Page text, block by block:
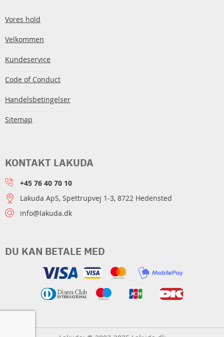
Vores hold
Velkommen
Kundeservice
Code of Conduct
Handelsbetingelser
Sitemap
DU KAN BETALE MED
KONTAKT LAKUDA
+45 76 40 70 10
Lakuda ApS, Spettrupvej 1-3, 8722 Hedensted
info@lakuda.dk